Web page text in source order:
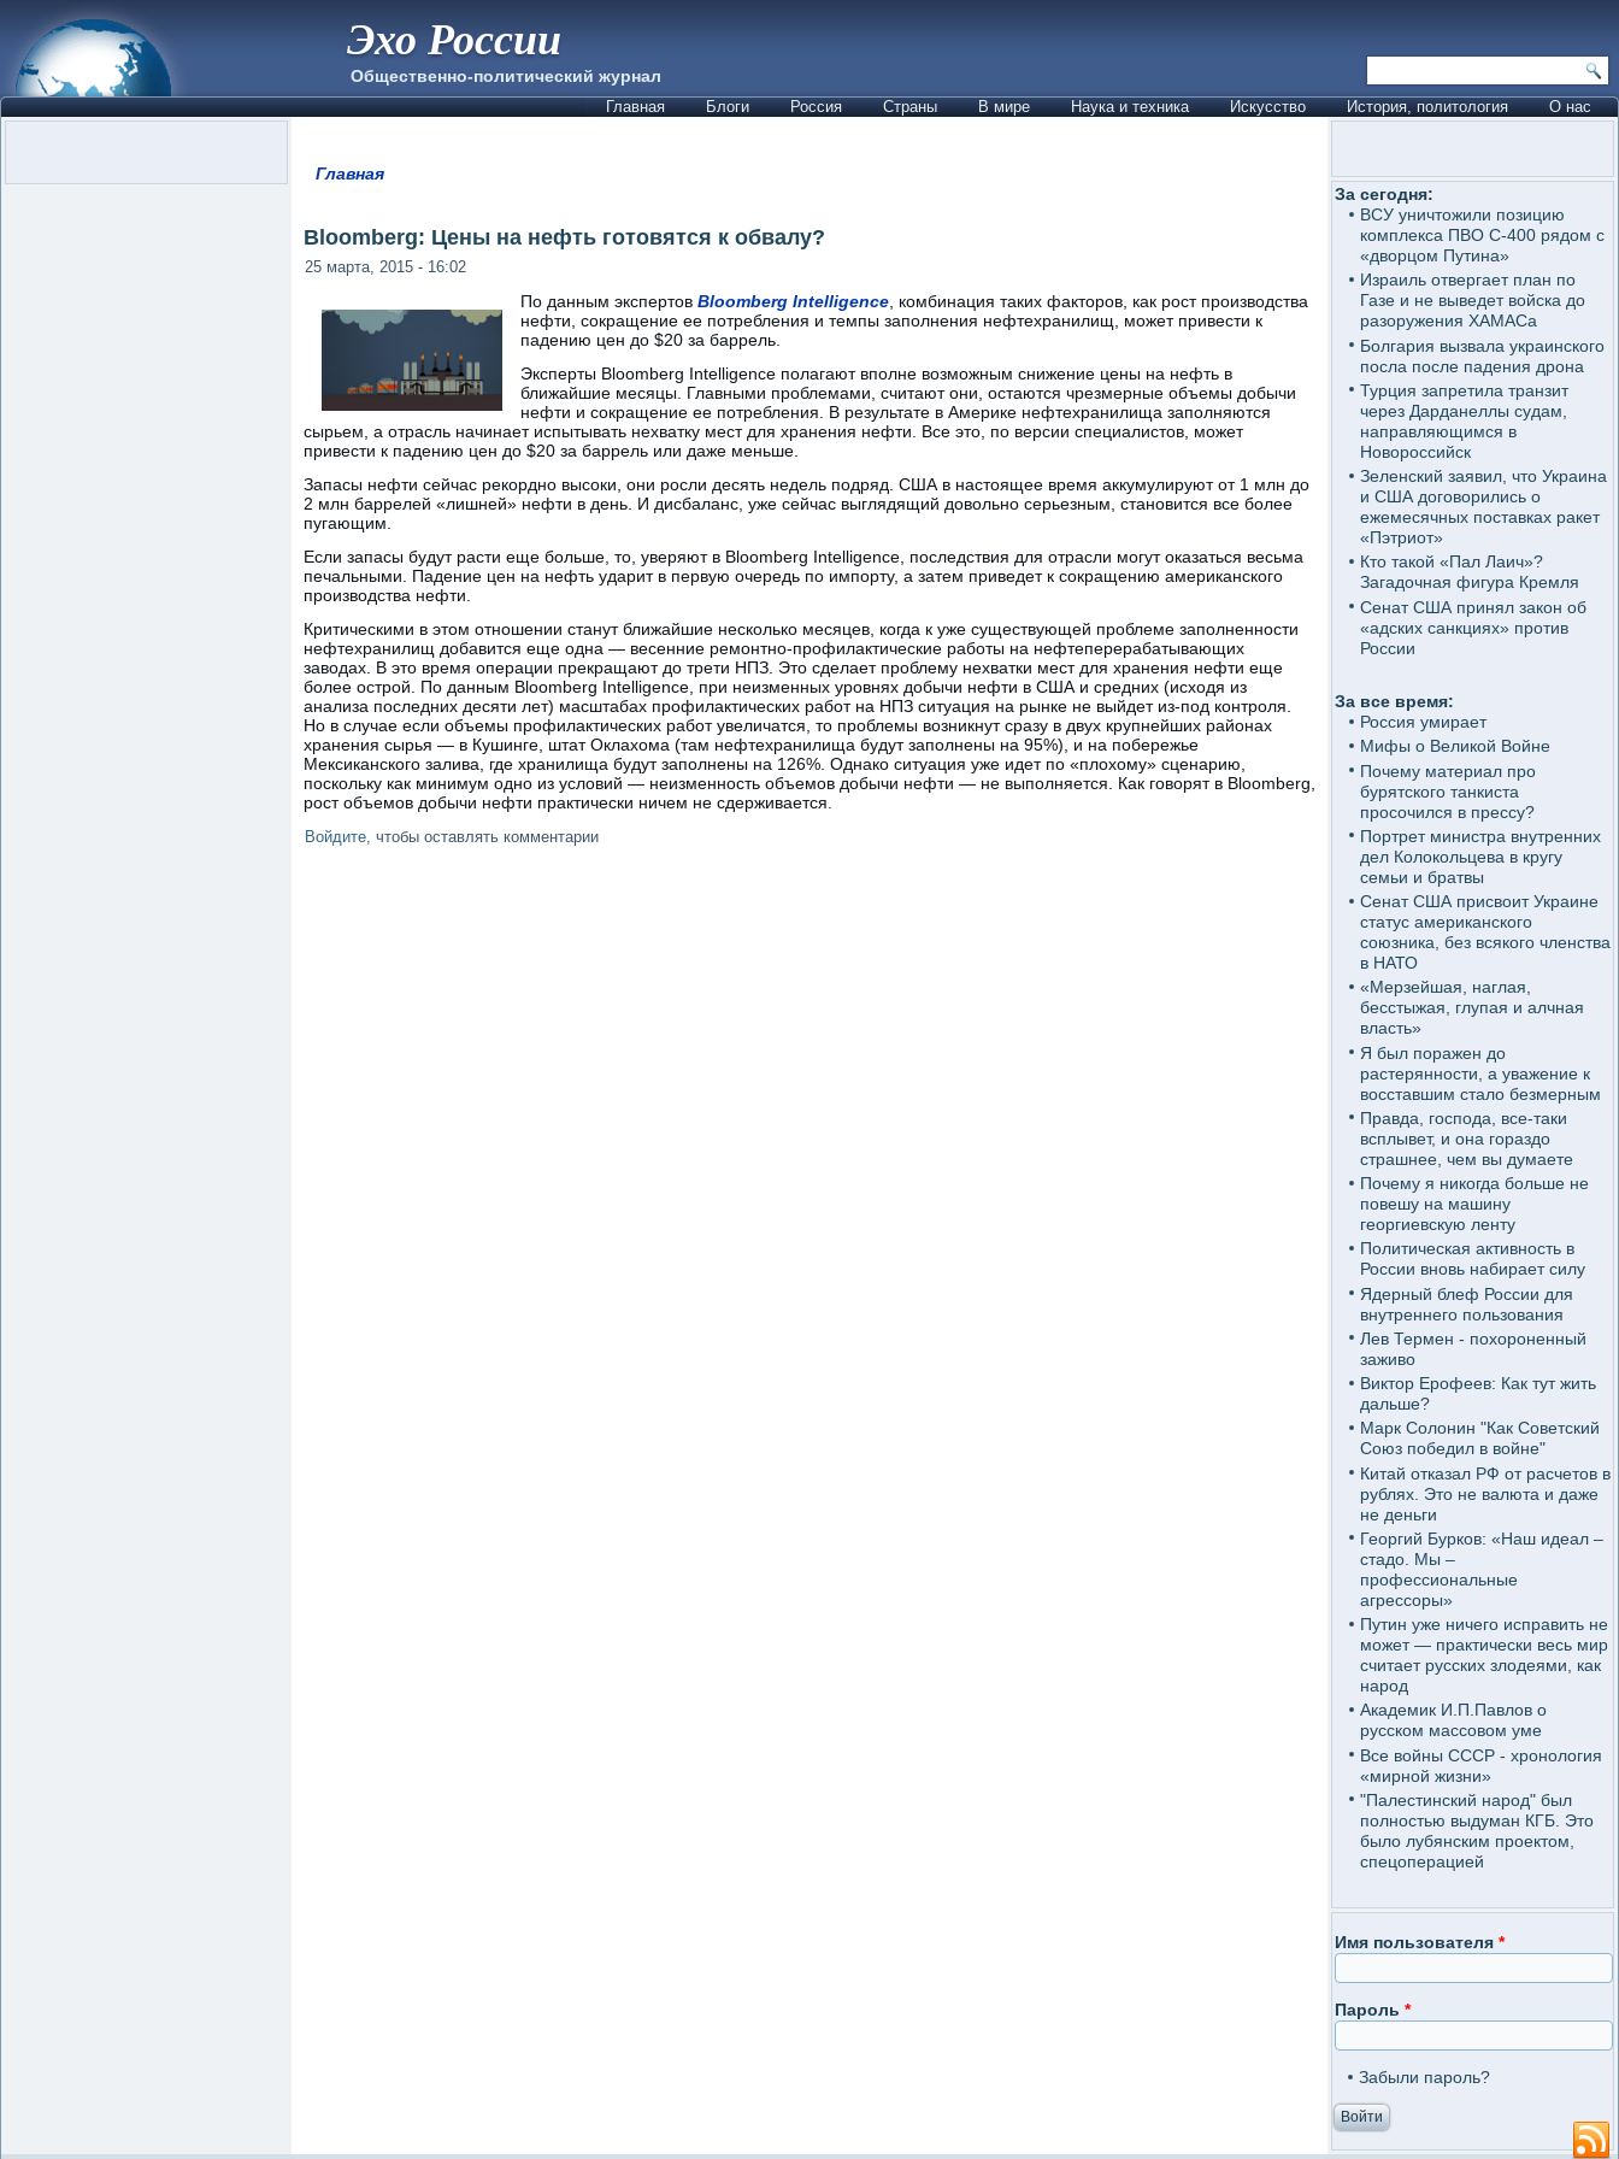
Эхо России
Общественно-политический журнал
Главная Блоги Россия Страны В мире Наука и техника Искусство История, политология О нас
Главная
Bloomberg: Цены на нефть готовятся к обвалу?
25 марта, 2015 - 16:02
По данным экспертов Bloomberg Intelligence , комбинация таких факторов, как рост производства
нефти, сокращение ее потребления и темпы заполнения нефтехранилищ, может привести к
падению цен до $20 за баррель.
Эксперты Bloomberg Intelligence полагают вполне возможным снижение цены на нефть в
ближайшие месяцы. Главными проблемами, считают они, остаются чрезмерные объемы добычи
нефти и сокращение ее потребления. В результате в Америке нефтехранилища заполняются
сырьем, а отрасль начинает испытывать нехватку мест для хранения нефти. Все это, по версии специалистов, может
привести к падению цен до $20 за баррель или даже меньше.
Запасы нефти сейчас рекордно высоки, они росли десять недель подряд. США в настоящее время аккумулируют от 1 млн до
2 млн баррелей «лишней» нефти в день. И дисбаланс, уже сейчас выглядящий довольно серьезным, становится все более
пугающим.
Если запасы будут расти еще больше, то, уверяют в Bloomberg Intelligence, последствия для отрасли могут оказаться весьма
печальными. Падение цен на нефть ударит в первую очередь по импорту, а затем приведет к сокращению американского
производства нефти.
Критическими в этом отношении станут ближайшие несколько месяцев, когда к уже существующей проблеме заполненности
нефтехранилищ добавится еще одна — весенние ремонтно-профилактические работы на нефтеперерабатывающих
заводах. В это время операции прекращают до трети НПЗ. Это сделает проблему нехватки мест для хранения нефти еще
более острой. По данным Bloomberg Intelligence, при неизменных уровнях добычи нефти в США и средних (исходя из
анализа последних десяти лет) масштабах профилактических работ на НПЗ ситуация на рынке не выйдет из-под контроля.
Но в случае если объемы профилактических работ увеличатся, то проблемы возникнут сразу в двух крупнейших районах
хранения сырья — в Кушинге, штат Оклахома (там нефтехранилища будут заполнены на 95%), и на побережье
Мексиканского залива, где хранилища будут заполнены на 126%. Однако ситуация уже идет по «плохому» сценарию,
поскольку как минимум одно из условий — неизменность объемов добычи нефти — не выполняется. Как говорят в Bloomberg,
рост объемов добычи нефти практически ничем не сдерживается.
Войдите , чтобы оставлять комментарии
За сегодня:
ВСУ уничтожили позицию
комплекса ПВО С-400 рядом с
«дворцом Путина»
Израиль отвергает план по
Газе и не выведет войска до
разоружения ХАМАСа
Болгария вызвала украинского
посла после падения дрона
Турция запретила транзит
через Дарданеллы судам,
направляющимся в
Новороссийск
Зеленский заявил, что Украина
и США договорились о
ежемесячных поставках ракет
«Пэтриот»
Кто такой «Пал Лаич»?
Загадочная фигура Кремля
Сенат США принял закон об
«адских санкциях» против
России
За все время:
Россия умирает
Мифы о Великой Войне
Почему материал про
бурятского танкиста
просочился в прессу?
Портрет министра внутренних
дел Колокольцева в кругу
семьи и братвы
Сенат США присвоит Украине
статус американского
союзника, без всякого членства
в НАТО
«Мерзейшая, наглая,
бесстыжая, глупая и алчная
власть»
Я был поражен до
растерянности, а уважение к
восставшим стало безмерным
Правда, господа, все-таки
всплывет, и она гораздо
страшнее, чем вы думаете
Почему я никогда больше не
повешу на машину
георгиевскую ленту
Политическая активность в
России вновь набирает силу
Ядерный блеф России для
внутреннего пользования
Лев Термен - похороненный
заживо
Виктор Ерофеев: Как тут жить
дальше?
Марк Солонин "Как Советский
Союз победил в войне"
Китай отказал РФ от расчетов в
рублях. Это не валюта и даже
не деньги
Георгий Бурков: «Наш идеал –
стадо. Мы –
профессиональные
агрессоры»
Путин уже ничего исправить не
может — практически весь мир
считает русских злодеями, как
народ
Академик И.П.Павлов о
русском массовом уме
Все войны СССР - хронология
«мирной жизни»
"Палестинский народ" был
полностью выдуман КГБ. Это
было лубянским проектом,
спецоперацией
Имя пользователя *
Пароль *
Забыли пароль?